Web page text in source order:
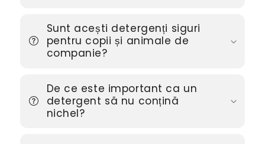
Sunt acești detergenți siguri
pentru copii și animale de
companie?
De ce este important ca un
detergent să nu conțină
nichel?